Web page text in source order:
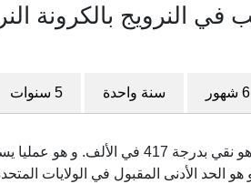
النرويج بالكرونة
6 شهور سنة واحدة 5 سنوات
عيار 10 يسمى أيضا (.417) و هو نقي
الحد الأدنى المقبول في الولايات